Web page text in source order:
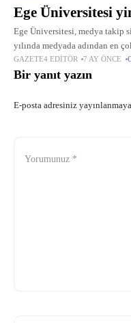
Ege Üniversitesi
Ege Üniversitesi, medya takip
yılında medyada adından en
konumlandı.
GAZETE4 EDITÖR 7 AY ÖNCE
Bir yanıt yazın
E-posta adresiniz